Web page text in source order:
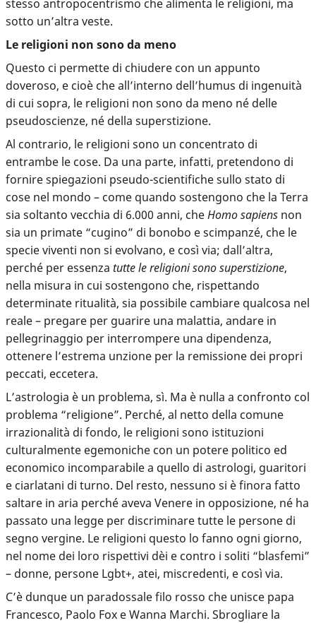
stesso antropocentrismo che alimenta le religioni, ma
sotto un’altra veste.
Le religioni non sono da meno
Questo ci permette di chiudere con un appunto
doveroso, e cioè che all’interno dell’humus di ingenuità
di cui sopra, le religioni non sono da meno né delle
pseudoscienze, né della superstizione.
Al contrario, le religioni sono un concentrato di
entrambe le cose. Da una parte, infatti, pretendono di
fornire spiegazioni pseudo-scientifiche sullo stato di
cose nel mondo – come quando sostengono che la Terra
sia soltanto vecchia di 6.000 anni, cheHomo sapiens non
sia un primate “cugino” di bonobo e scimpanzé, che le
specie viventi non si evolvano, e così via; dall’altra,
perché per essenza tutte le religionisono superstizione,
nella misura in cui sostengono che, rispettando
determinate ritualità, sia possibile cambiare qualcosa nel
reale – pregare per guarire una malattia, andare in
pellegrinaggio per interrompere una dipendenza,
ottenere l’estrema unzione per la remissione dei propri
peccati, eccetera.
L’astrologia è un problema, sì. Ma è nulla a confronto col
problema “religione”. Perché, al netto della comune
irrazionalità di fondo, le religioni sono istituzioni
culturalmente egemoniche con un potere politico ed
economico incomparabile a quello di astrologi, guaritori
e ciarlatani di turno. Del resto, nessuno si è finora fatto
saltare in aria perché aveva Venere in opposizione, né ha
passato una legge per discriminare tutte le persone di
segno vergine. Le religioni questo lo fanno ogni giorno,
nel nome dei loro rispettivi dèi e contro i soliti “blasfemi”
– donne, persone Lgbt+, atei, miscredenti, e così via.
C’è dunque un paradossale filo rosso che unisce papa
Francesco, Paolo Fox e Wanna Marchi. Sbrogliare la